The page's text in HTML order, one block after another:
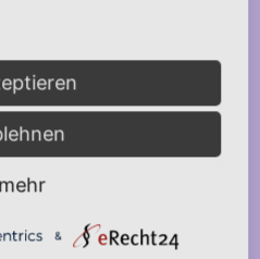
mehr
&